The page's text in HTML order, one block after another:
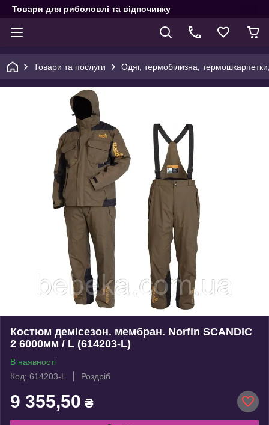
Товари для риболовлі та відпочинку
Товари та послуги Одяг, термобілизна,
Костюм демісезон. мембран. Norfin SCANDIC
2 6000мм / L (614203-L)
В наявності
Код: 614203-L
Роздріб
9 355,50 ₴